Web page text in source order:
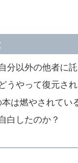
分以外の他者に
うやって復元さ
は燃やされてい
白したのか？